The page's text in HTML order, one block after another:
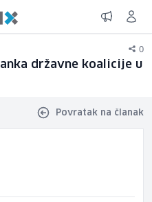
0
državne koalicije u
Povratak na članak